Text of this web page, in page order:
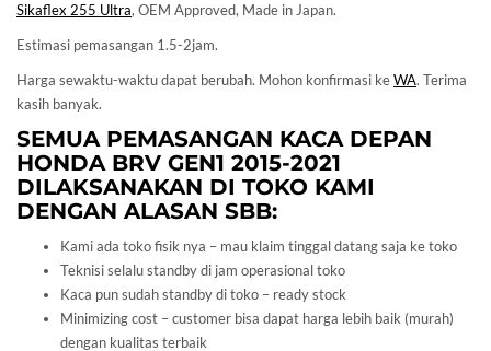
Sikaflex 255 Ultra, OEM Approved, Made in Japan.
Estimasi pemasangan 1.5-2jam.
Harga sewaktu-waktu dapat berubah. Mohon konfirmasi keWA. Terima
kasih banyak.
SEMUA PEMASANGAN KACA DEPAN
HONDABRV GEN1 2015-2021
DILAKSANAKAN DI TOKO KAMI
DENGAN ALASAN SBB:
Kami ada toko fisik nya – mau klaim tinggal datang saja ke toko
Teknisi selalu standby di jam operasional toko
Kaca pun sudah standby di toko – ready stock
Minimizing cost – customer bisa dapat harga lebih baik (murah)
dengan kualitas terbaik